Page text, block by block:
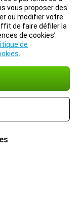
vous proposer des
ou modifier votre
de faire défiler la
de cookies’
de